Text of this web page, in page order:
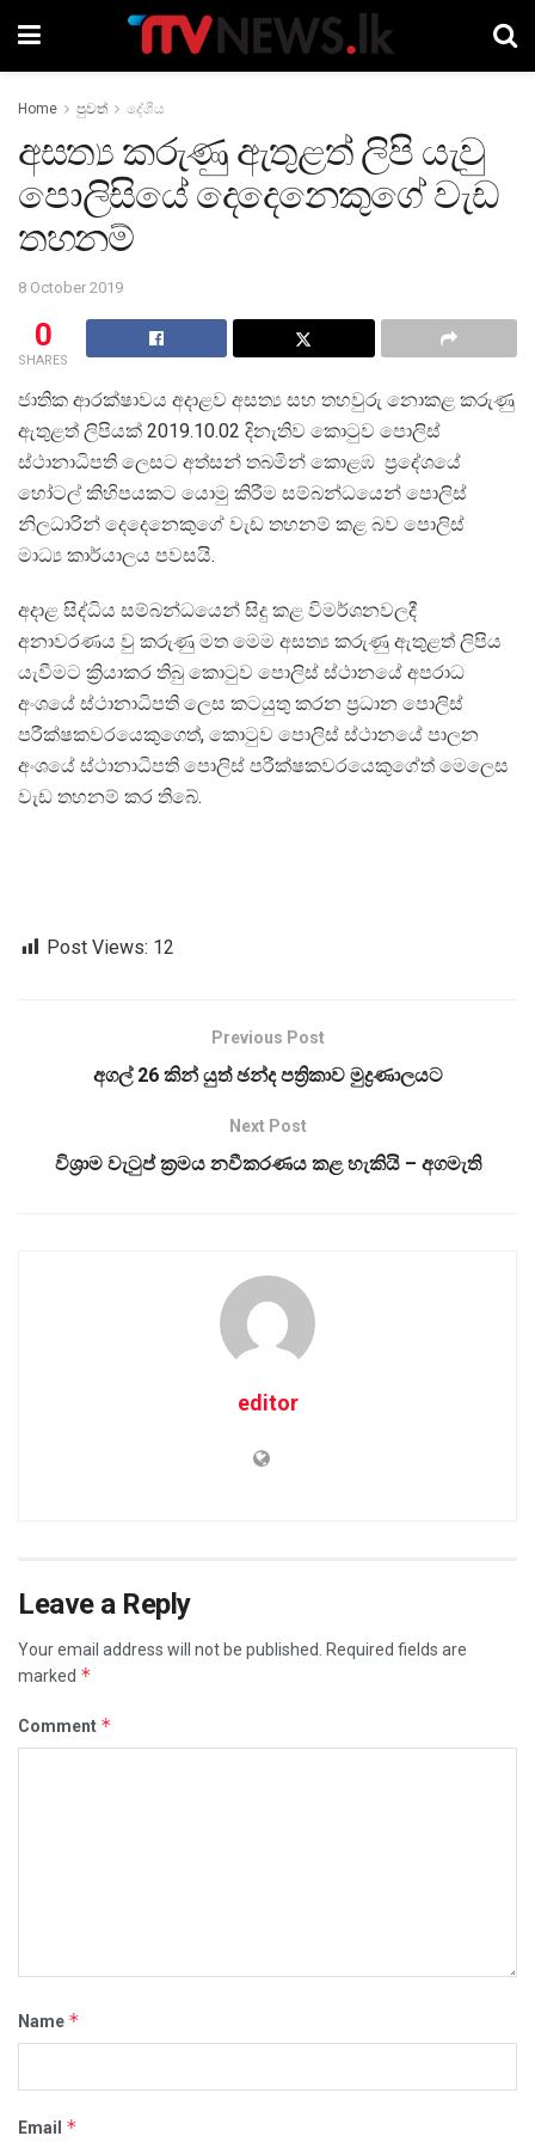
Home පුවත් දේශීය
අසත්‍ය කරුණු ඇතුළත් ලිපි යැවු
පොලිසියේ දෙදෙනෙකුගේ වැඩ
තහනම්
8 October 2019
0
SHARES
ජාතික ආරක්ෂාවය අදාළව අසත්‍ය සහ තහවුරු නොකළ කරුණු
ඇතුළත් ලිපියක් 2019.10.02 දිනැතිව කොටුව පොලිස්
ස්ථානාධිපති ලෙසට අත්සන් තබමින් කොළඹ ප්‍රදේශයේ
හෝටල් කිහිපයකට යොමු කිරීම සම්බන්ධයෙන් පොලිස්
නිලධාරින් දෙදෙනෙකුගේ වැඩ තහනම් කළ බව පොලිස්
මාධ්‍ය කාර්යාලය පවසයි.
අදාළ සිද්ධිය සම්බන්ධයෙන් සිදු කළ විමර්ශනවලදී
අනාවරණය වු කරුණු මත මෙම අසත්‍ය කරුණු ඇතුළත් ලිපිය
යැවීමට ක්‍රියාකර තිබු කොටුව පොලිස් ස්ථානයේ අපරාධ
අංශයේ ස්ථානාධිපති ලෙස කටයුතු කරන ප්‍රධාන පොලිස්
පරීක්ෂකවරයෙකුගෙත්, කොටුව පොලිස් ස්ථානයේ පාලන
අංශයේ ස්ථානාධිපති පොලිස් පරීක්ෂකවරයෙකුගේත් මෙලෙස
වැඩ තහනම් කර තිබේ.
Post Views: 12
Previous Post
අගල් 26 කින් යුත් ඡන්ද පත්‍රිකාව මුද්‍රණාලයට
Next Post
විශ්‍රාම වැටුප් ක්‍රමය නවීකරණය කළ හැකියි – අගමැති
editor
Leave a Reply
Your email address will not be published.
Required fields are
marked *
Comment *
Name *
Email *